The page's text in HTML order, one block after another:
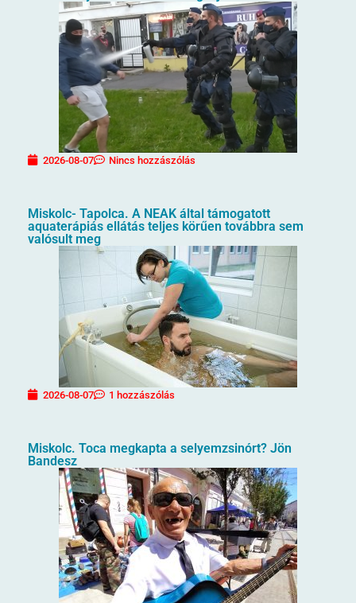
2026-08-07 Nincs hozzászólás
Miskolc- Tapolca. A NEAK által támogatott
aquaterápiás ellátás teljes körűen továbbra sem
valósult meg
2026-08-07 1 hozzászólás
Miskolc. Toca megkapta a selyemzsinórt? Jön
Bandesz